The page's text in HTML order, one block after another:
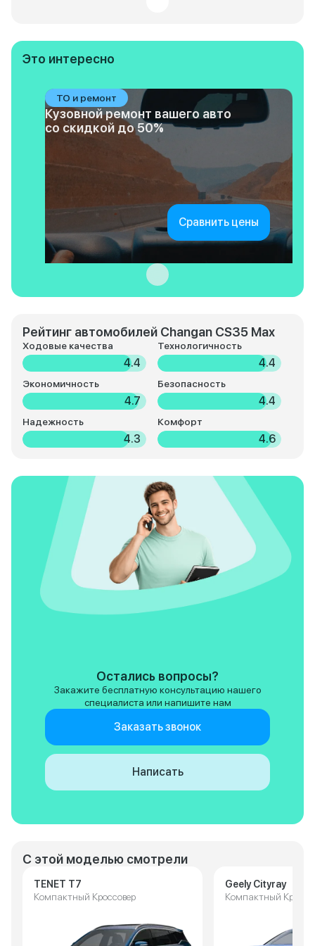
Это интересно
ТО и ремонт
Кузовной ремонт вашего авто
со скидкой до 50%
Сравнить цены
Рейтинг автомобилей Changan CS35 Max
Ходовые качества
4.4
Технологичность
4.4
Экономичность
4.7
Безопасность
4.4
Надежность
4.3
Комфорт
4.6
С этой моделью смотрели
TENET T7
Компактный Кроссовер
Geely Cityray
Компактный
Остались вопросы?
Закажите бесплатную консультацию нашего
специалиста или напишите нам
Заказать звонок
Написать